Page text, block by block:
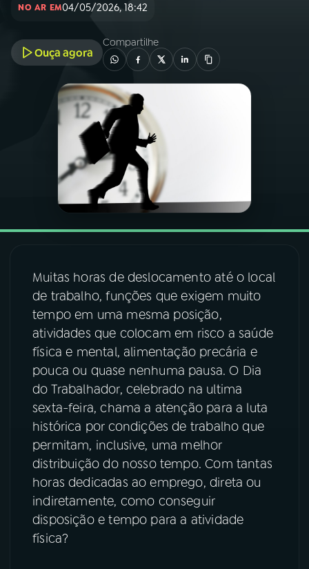
02A RÁDIO
03PROGRAMAÇÃO
PROGRAMAS
PODCASTS
VIDEOCASTS
07ÚLTIMAS
08 FESTIVAL DE MÚSICA
ACOMPANHE A RÁDIO NACIONAL
YouTube Facebook
Instagram X
TikTok
NO AR EM04/05/2026, 18:42
Ouça agora
Compartilhe
Muitas horas de deslocamento até o local
de trabalho, funções que exigem muito
tempo em uma mesma posição,
atividades que colocam em risco a saúde
física e mental, alimentação precária e
pouca ou quase nenhuma pausa. O Dia
do Trabalhador, celebrado na ultima
sexta-feira, chama a atenção para a luta
histórica por condições de trabalho que
permitam, inclusive, uma melhor
distribuição do nosso tempo. Com tantas
horas dedicadas ao emprego, direta ou
indiretamente, como conseguir
disposição e tempo para a atividade
física?